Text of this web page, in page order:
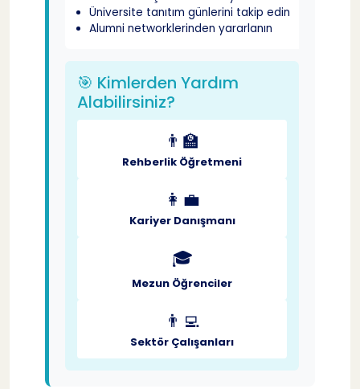
Üniversite tanıtım günlerini takip edin
Alumni networklerinden yararlanın
🎯 Kimlerden Yardım
Alabilirsiniz?
👨‍🏫
Rehberlik Öğretmeni
👩‍💼
Kariyer Danışmanı
🎓
Mezun Öğrenciler
👨‍💻
Sektör Çalışanları